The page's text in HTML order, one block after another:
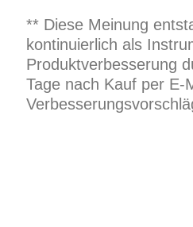
** Diese Meinung
kontinuierlich als
Produktverbesserung
Tage nach Kauf per E-